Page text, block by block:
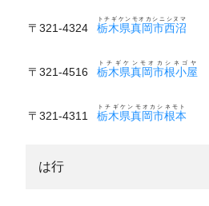
〒321-4324 栃木県真岡市西沼
トチギケンモオカシニシヌマ
〒321-4516 栃木県真岡市根小屋
トチギケンモオカシネゴヤ
〒321-4311 栃木県真岡市根本
トチギケンモオカシネモト
は行